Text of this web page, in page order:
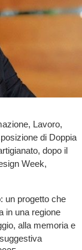
Lavoro,
di Doppia
dopo il
Week,
un progetto che
in una regione
alla memoria e